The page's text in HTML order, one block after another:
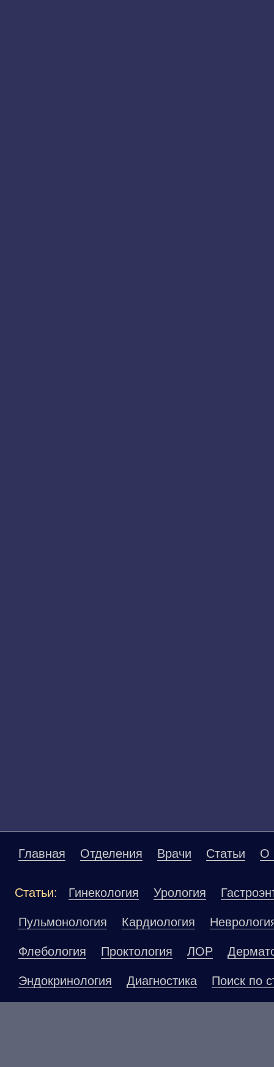
Главная Отделения Врачи Статьи О
Статьи: Гинекология Урология
Пульмонология Кардиология
Флебология Проктология ЛОР
Эндокринология Диагностика Поиск по